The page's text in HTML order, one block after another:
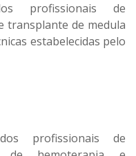
profissionais de
transplante de medula
estabelecidas pelo
profissionais de